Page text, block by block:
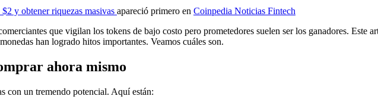
y obtener riquezas masivas apareció primero en Coinpedia Noticias Fintech
que vigilan los tokens de bajo costo pero prometedores suelen ser los ganadores. Este
han logrado hitos importantes. Veamos cuáles son.
ahora mismo
con un tremendo potencial. Aquí están: